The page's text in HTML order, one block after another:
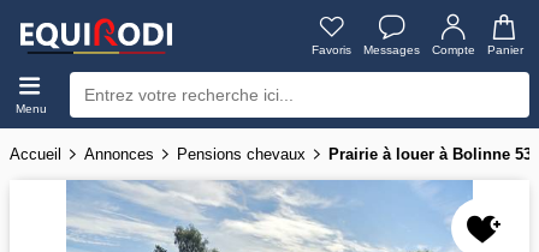
Favoris Messages Compte Panier
Menu
Accueil Annonces Pensions chevaux Prairie à louer à Bolinne